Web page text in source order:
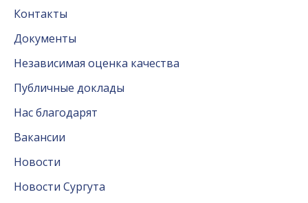
Контакты
Документы
Независимая оценка качества
Публичные доклады
Нас благодарят
Вакансии
Новости
Новости Сургута